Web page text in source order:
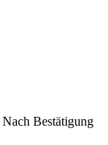
Nach Bestätigung